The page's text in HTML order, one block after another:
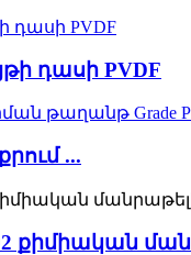
դասի PVDF
...
քիմիական